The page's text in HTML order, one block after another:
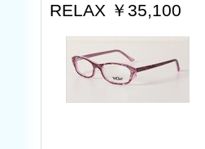
RELAX ￥35,100